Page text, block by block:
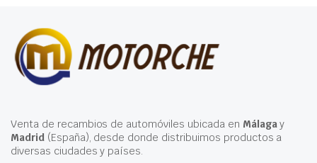
Venta de recambios de automóviles ubicada en Málagay
Madrid(España), desde donde distribuimos productos a
diversas ciudades y países.